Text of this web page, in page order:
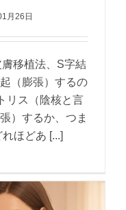
月26日
移植法、S字結
（膨張）するの
リス（陰核と言
）するか、つま
ほどあ [...]